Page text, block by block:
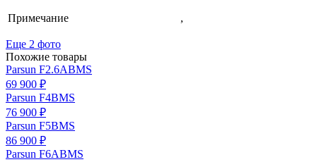
Примечание ,
Еще 2 фото
Похожие товары
Parsun F2.6ABMS
69 900 ₽
Parsun F4BMS
76 900 ₽
Parsun F5BMS
86 900 ₽
Parsun F6ABMS